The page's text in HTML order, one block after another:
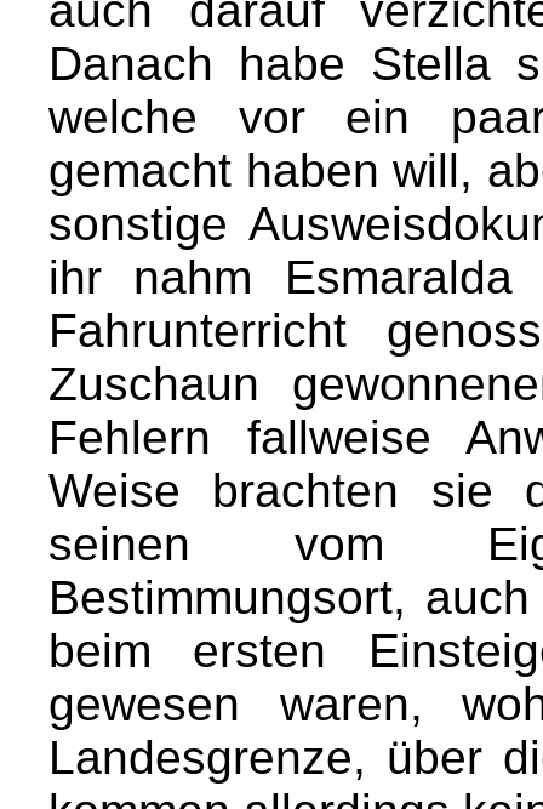
Danach habe Stella
welche vor ein
gemacht haben will,
sonstige
ihr nahm
Fahrunterricht
Zuschaun
Fehlern fallweise
Weise brachten sie
seinen vom
Bestimmungsort,
beim ersten
gewesen waren,
Landesgrenze, über